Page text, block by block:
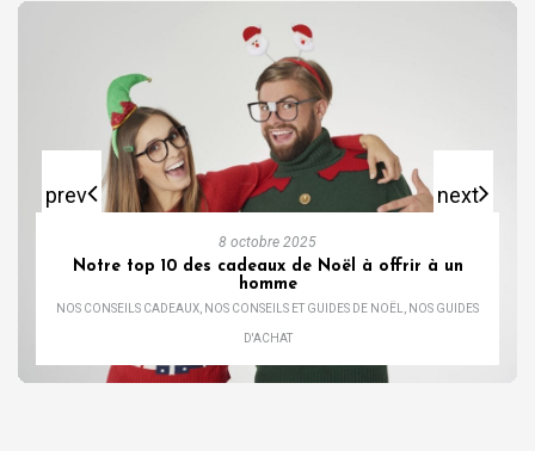
8 octobre 2025
Notre top 10 des cadeaux de Noël à offrir à un
homme
NOS CONSEILS CADEAUX NOS CONSEILS ET GUIDES DE NOËL NOS GUIDES
D'ACHAT
prev next